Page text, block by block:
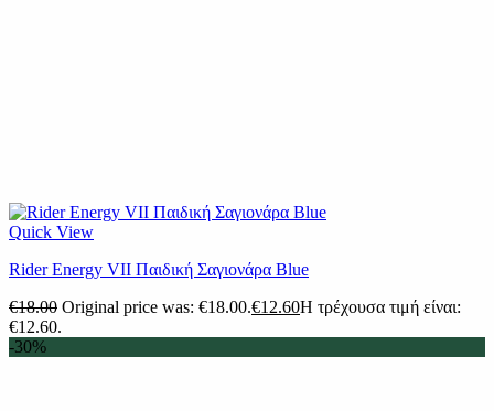
Quick View
Rider Energy VII Παιδική Σαγιονάρα Blue
€18.00 Original price was: €18.00.€12.60Η τρέχουσα τιμή είναι:
€12.60.
-30%